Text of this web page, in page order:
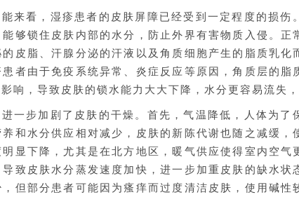
来看，湿疹患者的皮肤屏障已经受到一定程度的损伤
够锁住皮肤内部的水分，防止外界有害物质入侵。正
皮脂、汗腺分泌的汗液以及角质细胞产生的脂质乳化
者由于免疫系统异常、炎症反应等原因，角质层的脂
响，导致皮肤的锁水能力大大下降，水分更容易流失
一步加剧了皮肤的干燥。首先，气温降低，人体为了
和水分供应相对减少，皮肤的新陈代谢也随之减缓，
显下降，尤其是在北方地区，暖气供应使得室内空气
致皮肤水分蒸发速度加快，进一步加重皮肤的缺水状
但部分患者可能因为瘙痒而过度清洁皮肤，使用碱性